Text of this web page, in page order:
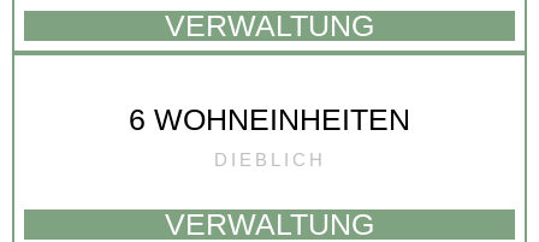
VERWALTUNG
6 WOHNEINHEITEN
DIEBLICH
VERWALTUNG